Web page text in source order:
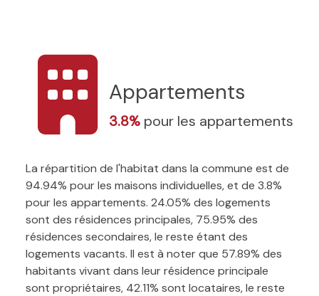
Appartements
3.8% pour les appartements
La répartition de l'habitat dans la commune est de
94.94% pour les maisons individuelles, et de 3.8%
pour les appartements. 24.05% des logements
sont des résidences principales, 75.95% des
résidences secondaires, le reste étant des
logements vacants. Il est à noter que 57.89% des
habitants vivant dans leur résidence principale
sont propriétaires, 42.11% sont locataires, le reste